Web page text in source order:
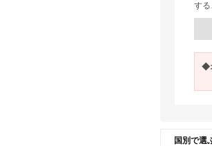
する
◆
国別で選